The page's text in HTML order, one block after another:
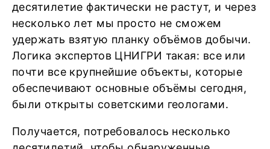
десятилетие фактически не растут, и через
несколько лет мы просто не сможем
удержать взятую планку объёмов добычи.
Логика экспертов ЦНИГРИ такая: все или
почти все крупнейшие объекты, которые
обеспечивают основные объёмы сегодня,
были открыты советскими геологами.
Получается, потребовалось несколько